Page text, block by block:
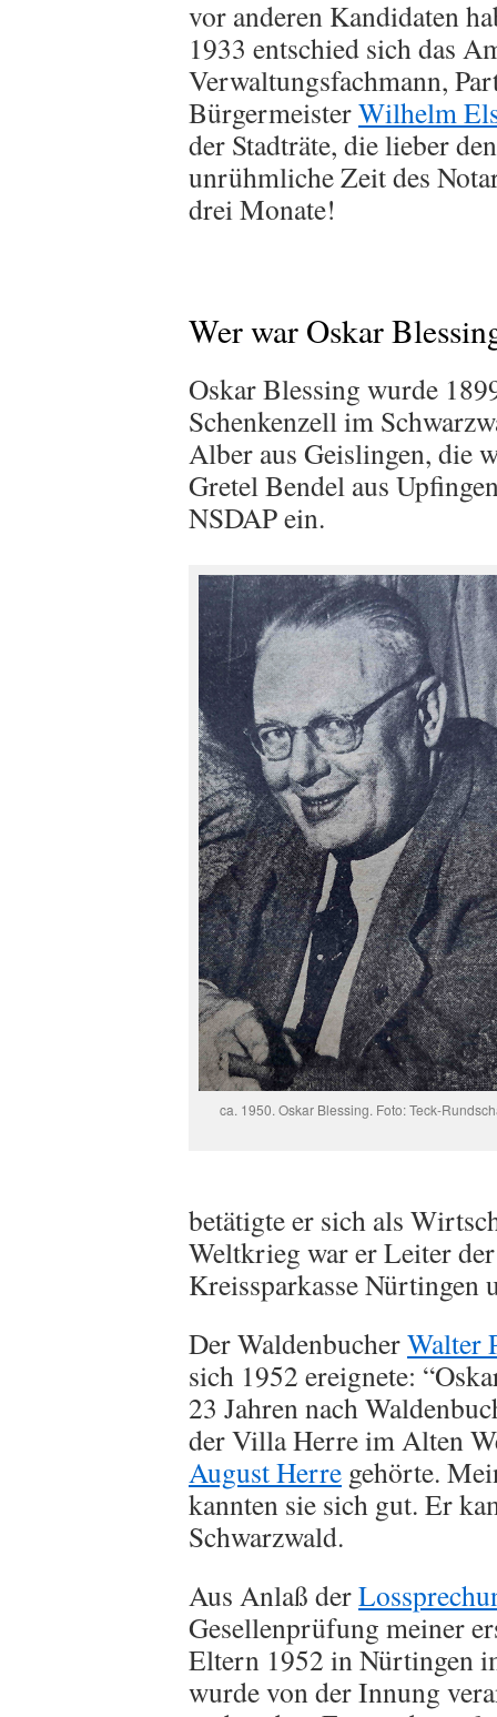
vor anderen Kandidaten
1933 entschied sich das
Verwaltungsfachmann,
BürgermeisterWilhelm
der Stadträte, die lieber
unrühmliche Zeit des
drei Monate!
Wer war Oskar
Oskar Blessing wurde
Schenkenzell im
Alber aus Geislingen, die
Gretel Bendel aus
NSDAP ein.
ca. 1950. Oskar Blessing. Foto: Teck-
betätigte er sich als
Weltkrieg war er Leiter
Kreissparkasse Nürtingen
Der WaldenbucherWalter
sich 1952 ereignete:
23 Jahren nach
der Villa Herre im Alten
August Herre gehörte.
kannten sie sich gut. Er
Schwarzwald.
Aus Anlaß der
Gesellenprüfung meiner
Eltern 1952 in Nürtingen
wurde von der Innung